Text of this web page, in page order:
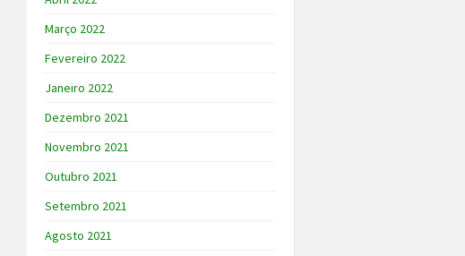
Março 2022
Fevereiro 2022
Janeiro 2022
Dezembro 2021
Novembro 2021
Outubro 2021
Setembro 2021
Agosto 2021